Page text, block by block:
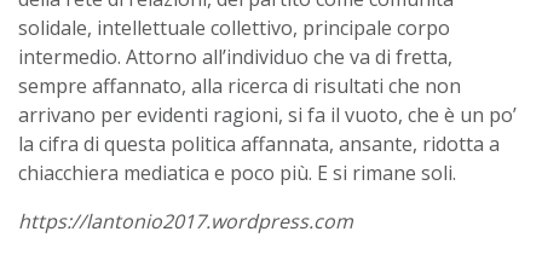
solidale, intellettuale collettivo, principale corpo
intermedio. Attorno all’individuo che va di fretta,
sempre affannato, alla ricerca di risultati che non
arrivano per evidenti ragioni, si fa il vuoto, che è un po’
la cifra di questa politica affannata, ansante, ridotta a
chiacchiera mediatica e poco più. E si rimane soli.
https://lantonio2017.wordpress.com